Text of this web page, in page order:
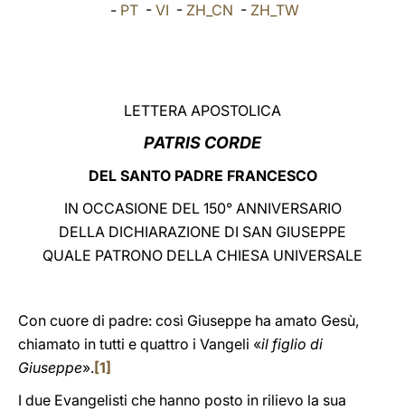
DEUTSCH
- PT- VI - ZH_CN - ZH_TW
LETTERA APOSTOLICA
PATRIS CORDE
DEL SANTO PADRE FRANCESCO
IN OCCASIONE DEL 150° ANNIVERSARIO
DELLA DICHIARAZIONE DI SAN GIUSEPPE
QUALE PATRONO DELLA CHIESA UNIVERSALE
Con cuore di padre: così Giuseppe ha amato Gesù,
chiamato in tutti e quattro i Vangeli «il figlio di
Giuseppe».[1]
I due Evangelisti che hanno posto in rilievo la sua